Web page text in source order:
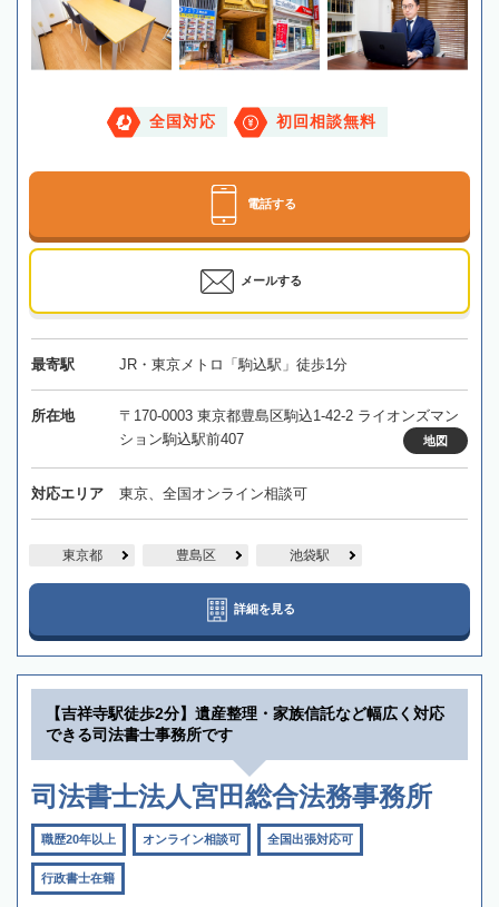
全国対応 初回相談無料
電話する
メールする
最寄駅 JR・東京メトロ「駒込駅」徒歩1分
所在地
〒170-0003 東京都豊島区駒込1-42-2 ライオンズマン
ション駒込駅前407
地図
対応エリア 東京、全国オンライン相談可
東京都 豊島区 池袋駅
詳細を見る
【吉祥寺駅徒歩2分】遺産整理・家族信託など幅広く対応
できる司法書士事務所です
司法書士法人宮田総合法務事務所
職歴20年以上 オンライン相談可 全国出張対応可
行政書士在籍